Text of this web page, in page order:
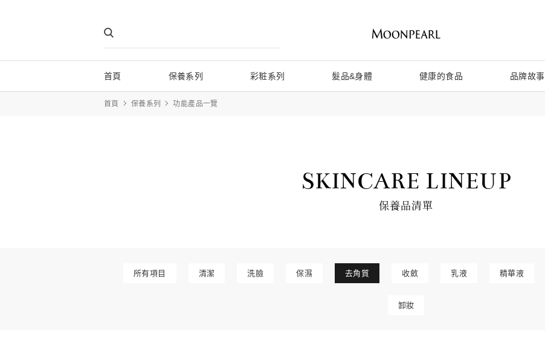
首頁 保養系列 彩粧系列 髮品&身體 健康的食品 品牌故事
首頁 保養系列 功能產品一覽
SKINCARE LINEUP
保養品清單
所有項目 清潔 洗臉 保濕 去角質 收斂 乳液 精華液
卸妝